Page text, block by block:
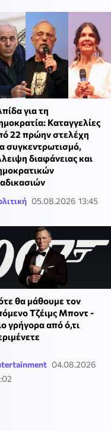
για τη
Καταγγελίες
22 πρώην στελέχη
συγκεντρωτισμό,
διαφάνειας και
05.08.2026 13:45
θα μάθουμε τον
Τζέιμς Μποντ -
γρήγορα από ό,τι
04.08.2026